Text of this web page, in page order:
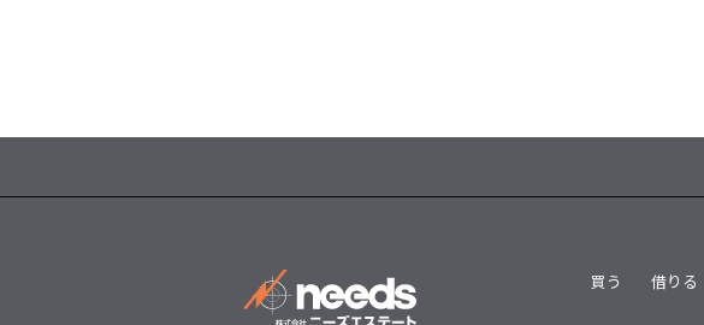
買う 借りる